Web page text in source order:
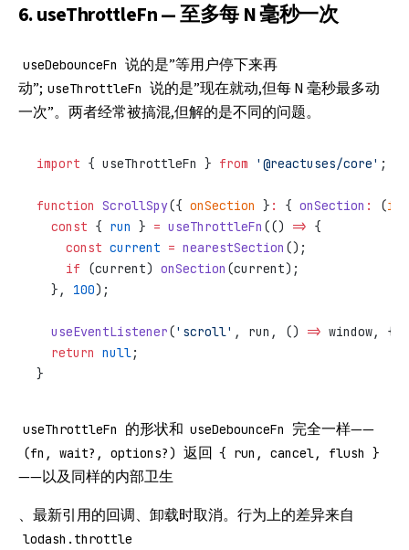
6. useThrottleFn — 至多每 N 毫秒一次
useDebounceFn 说的是”等用户停下来再
动”; useThrottleFn 说的是”现在就动,但每 N 毫秒最多动
一次”。两者经常被搞混,但解的是不同的问题。
import { useThrottleFn } from '@reactuses/core' ;
function ScrollSpy({ onSection } : { onSection : (id
  const
{ run } = useThrottleFn (() => {
    const
current = nearestSection ();
    if
(current) onSection (current);
  },
100);
  useEventListener
('scroll' , run, () => window, {
  return
null;
}
useThrottleFn 的形状和 useDebounceFn 完全一样——
(fn, wait?, options?) 返回 { run, cancel, flush }
——以及同样的内部卫生
、最新引用的回调、卸载时取消。行为上的差异来自
lodash.throttle